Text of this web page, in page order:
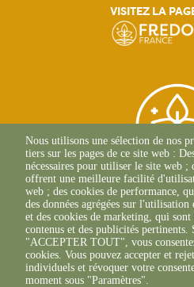
VISITEZ LA
71, Avenue
Bourlaux
33882
+33(0)5 56
Nous utilisons une sélection de nos
tiers sur les pages de ce site web :
nécessaires pour utiliser le site web ;
offrent une meilleure facilité
web ; des cookies de performance,
des données agrégées sur
et des cookies de marketing, qui
contenus et des publicités pertinents.
"ACCEPTER TOUT", vous
cookies. Vous pouvez accepter et
individuels et révoquer votre
moment sous "Paramètres".